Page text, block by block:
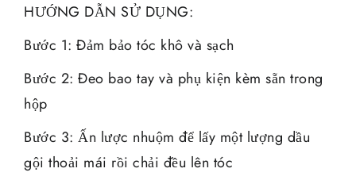
HƯỚNG DẪN SỬ DỤNG:
Bước 1: Đảm bảo tóc khô và sạch
Bước 2: Đeo bao tay và phụ kiện kèm sẵn trong
hộp
Bước 3: Ấn lược nhuộm để lấy một lượng dầu
gội thoải mái rồi chải đều lên tóc